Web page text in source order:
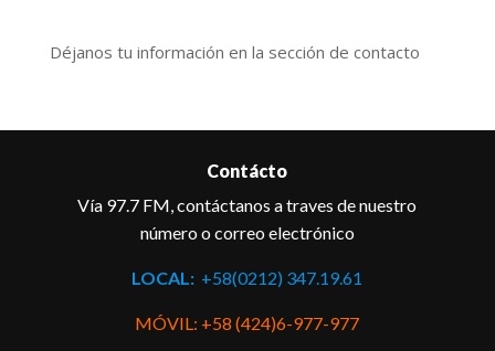
Déjanos tu información en la sección de contacto
Contácto
Vía 97.7 FM, contáctanos a traves de nuestro
número o correo electrónico
LOCAL: +58(0212) 347.19.61
MÓVIL: +58 (424)6-977-977